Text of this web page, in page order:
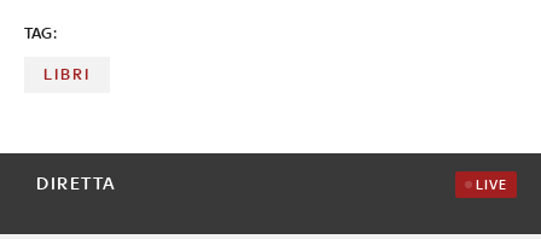
possono mancare nella libreria di un travel-addicted a
TAG:
LIBRI
DIRETTA LIVE